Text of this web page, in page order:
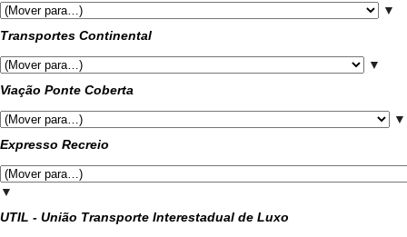
▼
Transportes Continental
▼
Viação Ponte Coberta
▼
Expresso Recreio
▼
UTIL - União Transporte Interestadual de Luxo